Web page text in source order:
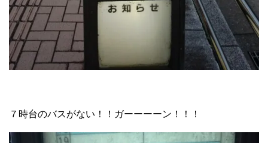
７時台のバスがない！！ガーーーーン！！！